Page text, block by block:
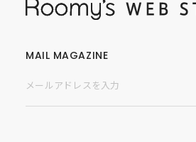
MAIL MAGAZINE